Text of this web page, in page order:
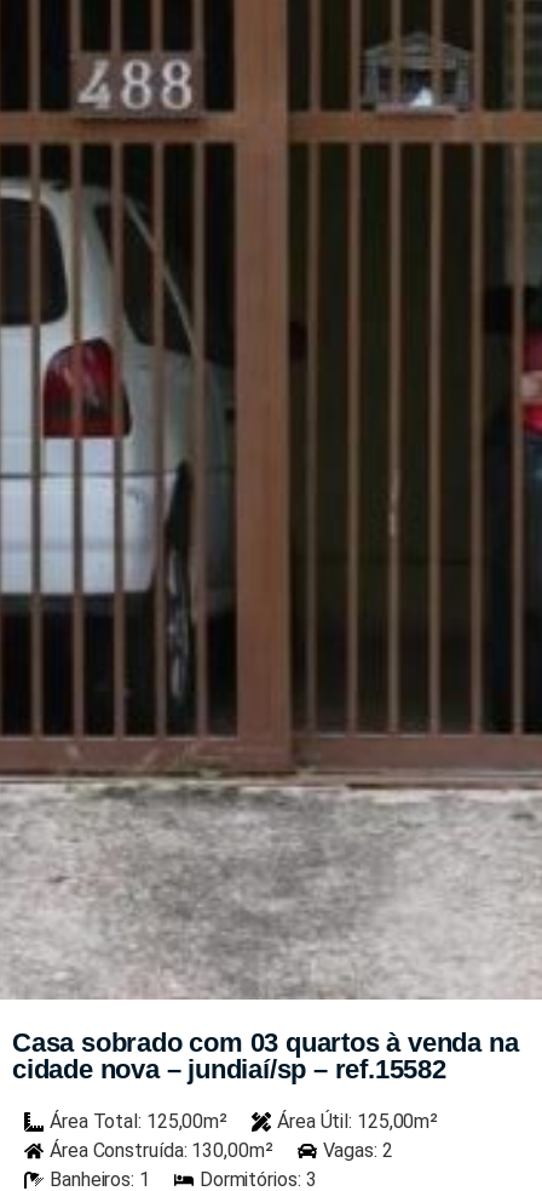
Casa sobrado com 03 quartos à venda na
cidade nova – jundiaí/sp – ref.15582
Área Total: 125,00m²
Área Útil: 125,00m²
Área Construída: 130,00m²
Vagas: 2
Banheiros: 1
Dormitórios: 3